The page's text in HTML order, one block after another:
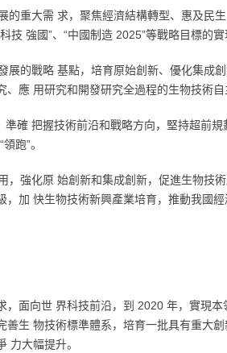
的重大需 求，聚焦經濟結構轉型、惠及民
強國”、“中國制造 2025”等戰略目標的實
展的戰略 基點，培育原始創新、優化集成
應 用研究和開發研究全過程的生物技術自
確 把握技術前沿和戰略方向，堅持超前
跑”。
，強化原 始創新和集成創新，促進生物技
加 快生物技術新興產業培育，推動我國經
面向世 界科技前沿，到 2020 年，實現本
生 物技術標準體系，培育一批具有重大
力大幅提升。